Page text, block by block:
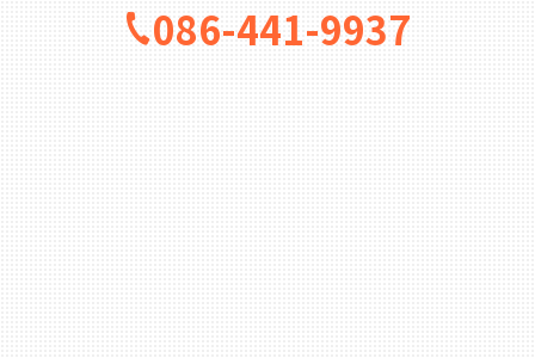
086-441-9937